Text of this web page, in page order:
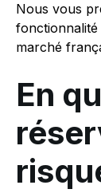
Nous vous
marché
En